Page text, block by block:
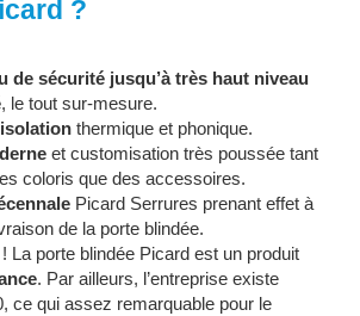
?
de sécurité jusqu’à très haut niveau
, le tout sur-mesure.
thermique et phonique.
et customisation très poussée tant
coloris que des accessoires.
Picard Serrures prenant effet à
de la porte blindée.
La porte blindée Picard est un produit
. Par ailleurs, l’entreprise existe
ce qui assez remarquable pour le